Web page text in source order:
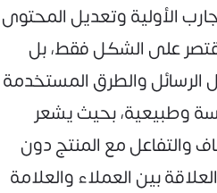
الأولية وتعديل المحتوى
يقتصر على الشكل فقط، بل
الرسائل والطرق المستخدمة
وطبيعية، بحيث يشعر
والتفاعل مع المنتج دون
بين العملاء والعلامة